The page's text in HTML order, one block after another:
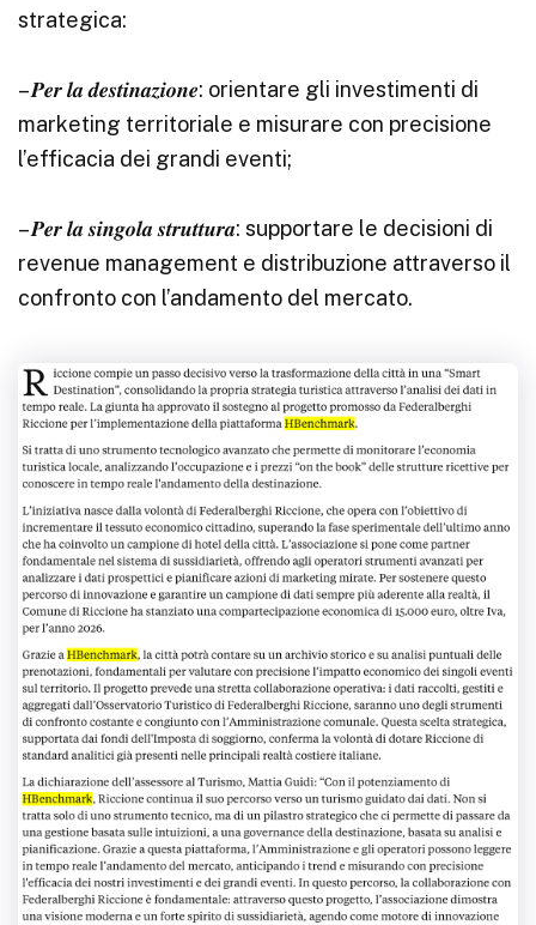
strategica:
– 𝑷𝒆𝒓 𝒍𝒂 𝒅𝒆𝒔𝒕𝒊𝒏𝒂𝒛𝒊𝒐𝒏𝒆: orientare gli investimenti di
marketing territoriale e misurare con precisione
l’efficacia dei grandi eventi;
– 𝑷𝒆𝒓 𝒍𝒂 𝒔𝒊𝒏𝒈𝒐𝒍𝒂 𝒔𝒕𝒓𝒖𝒕𝒕𝒖𝒓𝒂: supportare le decisioni di
revenue management e distribuzione attraverso il
confronto con l’andamento del mercato.